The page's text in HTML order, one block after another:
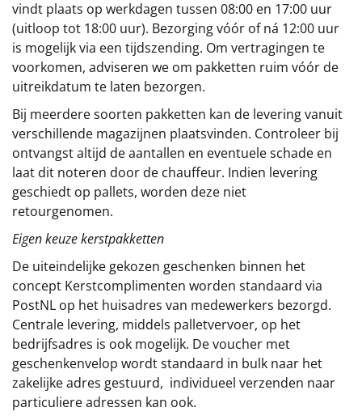
vindt plaats op werkdagen tussen 08:00 en 17:00 uur
(uitloop tot 18:00 uur). Bezorging vóór of ná 12:00 uur
is mogelijk via een tijdszending. Om vertragingen te
voorkomen, adviseren we om pakketten ruim vóór de
uitreikdatum te laten bezorgen.
Bij meerdere soorten pakketten kan de levering vanuit
verschillende magazijnen plaatsvinden. Controleer bij
ontvangst altijd de aantallen en eventuele schade en
laat dit noteren door de chauffeur. Indien levering
geschiedt op pallets, worden deze niet
retourgenomen.
Eigen keuze kerstpakketten
De uiteindelijke gekozen geschenken binnen het
concept Kerstcomplimenten worden standaard via
PostNL op het huisadres van medewerkers bezorgd.
Centrale levering, middels palletvervoer, op het
bedrijfsadres is ook mogelijk. De voucher met
geschenkenvelop wordt standaard in bulk naar het
zakelijke adres gestuurd, individueel verzenden naar
particuliere adressen kan ook.